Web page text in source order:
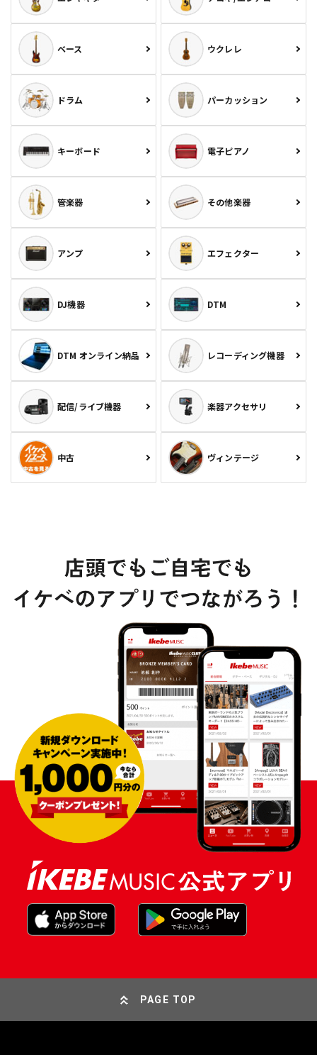
ベース ウクレレ
ドラム パーカッション
キーボード 電子ピアノ
管楽器 その他楽器
アンプ エフェクター
DJ機器 DTM
DTM オンライン納品 レコーディング機器
配信/ライブ機器 楽器アクセサリ
中古 ヴィンテージ
PAGE TOP